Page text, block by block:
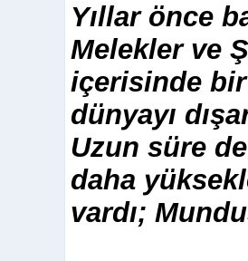
Yıllar önce
Melekler ve
içerisinde
dünyayı
Uzun süre
daha
vardı;